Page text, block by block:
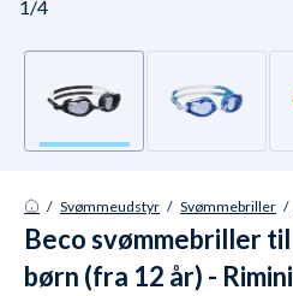
1/4
/ Svømmeudstyr / Svømmebriller /
Beco svømmebriller til
børn (fra 12 år) - Rimini